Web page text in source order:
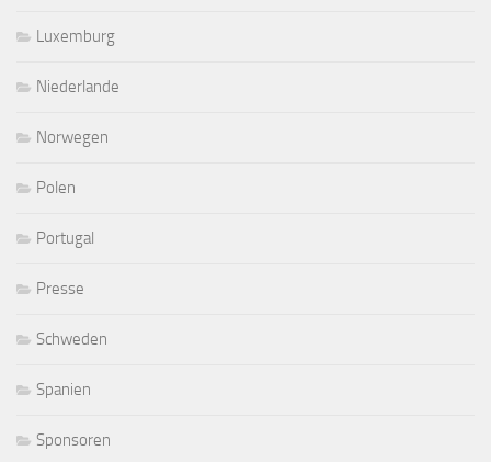
Luxemburg
Niederlande
Norwegen
Polen
Portugal
Presse
Schweden
Spanien
Sponsoren